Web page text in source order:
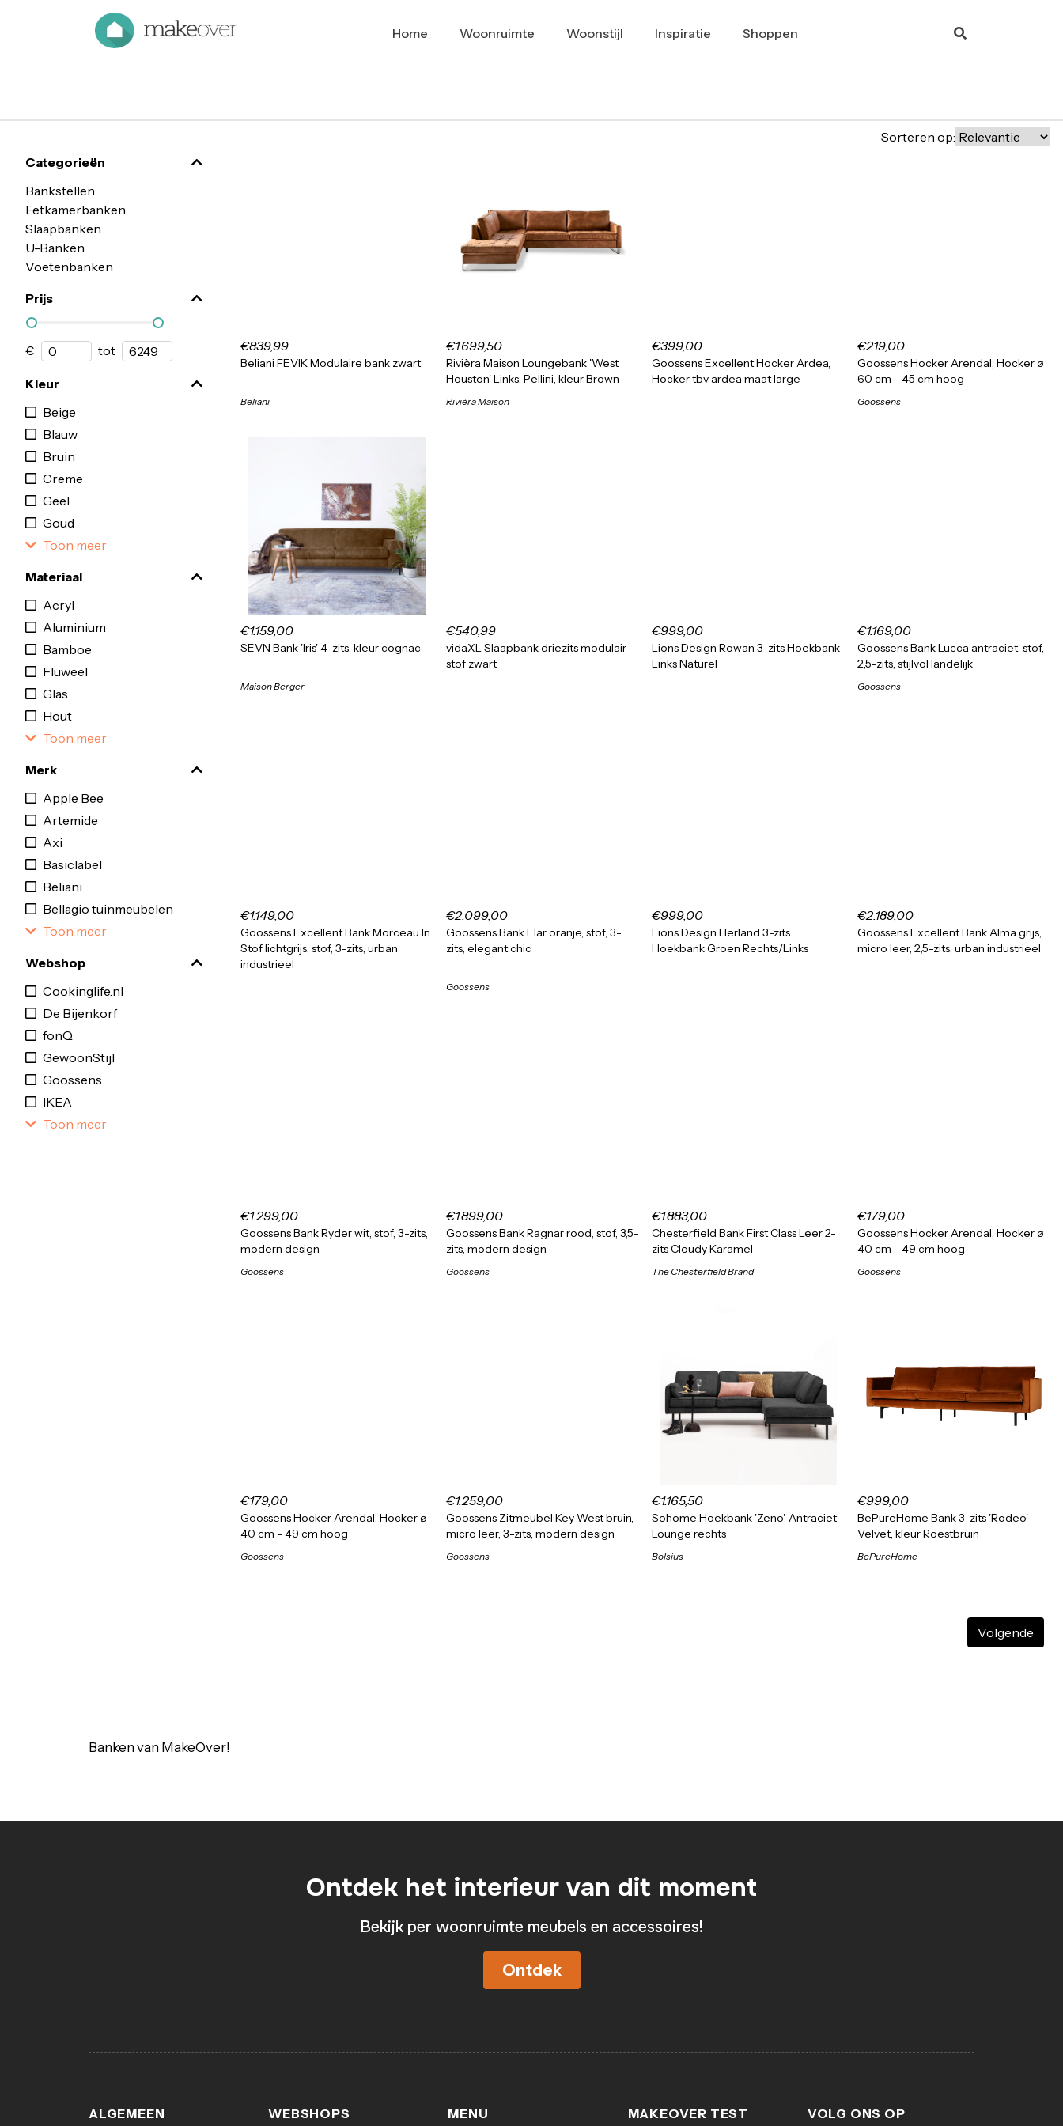
Home Woonruimte Woonstijl Inspiratie Shoppen
Categorieën
Bankstellen
Eetkamerbanken
Slaapbanken
U-Banken
Voetenbanken
Prijs
€ tot
Kleur
Beige
Blauw
Bruin
Creme
Geel
Goud
Toon meer
Materiaal
Acryl
Aluminium
Bamboe
Fluweel
Glas
Hout
Toon meer
Merk
Apple Bee
Artemide
Axi
Basiclabel
Beliani
Bellagio tuinmeubelen
Toon meer
Webshop
Cookinglife.nl
De Bijenkorf
fonQ
GewoonStijl
Goossens
IKEA
Toon meer
Sorteren op:
€839,99
Beliani FEVIK Modulaire bank zwart
Beliani
€1.699,50
Rivièra Maison Loungebank 'West
Houston' Links, Pellini, kleur Brown
Rivièra Maison
€399,00
Goossens Excellent Hocker Ardea,
Hocker tbv ardea maat large
€219,00
Goossens Hocker Arendal, Hocker ø
60 cm - 45 cm hoog
Goossens
€1.159,00
SEVN Bank 'Iris' 4-zits, kleur cognac
Maison Berger
€540,99
vidaXL Slaapbank driezits modulair
stof zwart
€999,00
Lions Design Rowan 3-zits Hoekbank
Links Naturel
€1.169,00
Goossens Bank Lucca antraciet, stof,
2,5-zits, stijlvol landelijk
Goossens
€1.149,00
Goossens Excellent Bank Morceau In
Stof lichtgrijs, stof, 3-zits, urban
industrieel
€2.099,00
Goossens Bank Elar oranje, stof, 3-
zits, elegant chic
Goossens
€999,00
Lions Design Herland 3-zits
Hoekbank Groen Rechts/Links
€2.189,00
Goossens Excellent Bank Alma grijs,
micro leer, 2,5-zits, urban industrieel
€1.299,00
Goossens Bank Ryder wit, stof, 3-zits,
modern design
Goossens
€1.899,00
Goossens Bank Ragnar rood, stof, 3,5-
zits, modern design
Goossens
€1.883,00
Chesterfield Bank First Class Leer 2-
zits Cloudy Karamel
The Chesterfield Brand
€179,00
Goossens Hocker Arendal, Hocker ø
40 cm - 49 cm hoog
Goossens
€179,00
Goossens Hocker Arendal, Hocker ø
40 cm - 49 cm hoog
Goossens
€1.259,00
Goossens Zitmeubel Key West bruin,
micro leer, 3-zits, modern design
Goossens
€1.165,50
Sohome Hoekbank 'Zeno'-Antraciet-
Lounge rechts
Bolsius
€999,00
BePureHome Bank 3-zits 'Rodeo'
Velvet, kleur Roestbruin
BePureHome
Volgende
Banken van MakeOver!
Ontdek het interieur van dit moment
Bekijk per woonruimte meubels en accessoires!
Ontdek
ALGEMEEN WEBSHOPS MENU
MAKEOVER TEST
VOLG ONS OP